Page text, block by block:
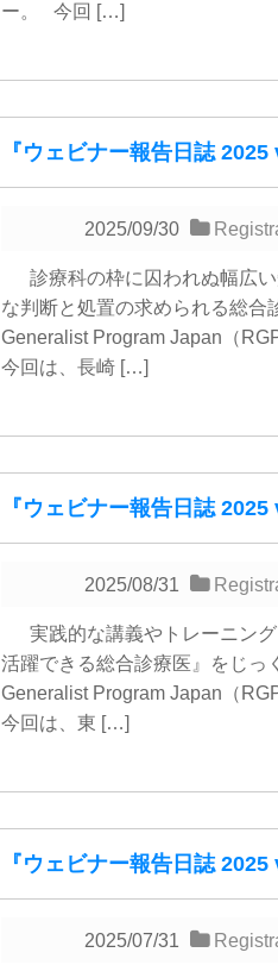
ー。 今回 […]
『ウェビナー報告日誌
2025/09/30
診療科の枠に囚われぬ幅広い
な判断と処置の求められる総合
Generalist Program Japan（
今回は、長崎 […]
『ウェビナー報告日誌
2025/08/31
実践的な講義やトレーニング
活躍できる総合診療医』をじっ
Generalist Program Japan（
今回は、東 […]
『ウェビナー報告日誌
2025/07/31